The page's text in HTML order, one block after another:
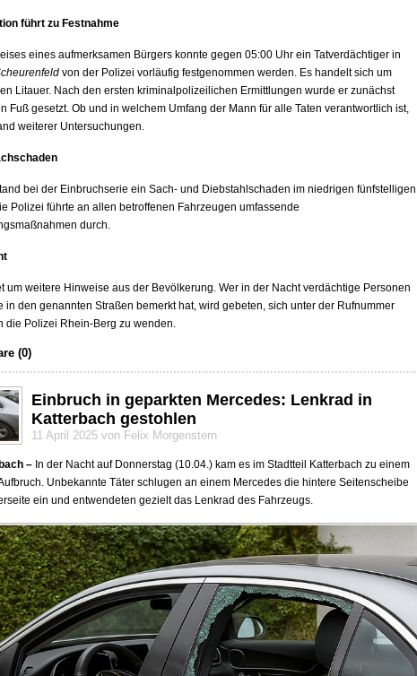
führt zu Festnahme
eines aufmerksamen Bürgers konnte gegen 05:00 Uhr ein Tatverdächtiger in
von der Polizei vorläufig festgenommen werden. Es handelt sich um
Litauer. Nach den ersten kriminalpolizeilichen Ermittlungen wurde er zunächst
Fuß gesetzt. Ob und in welchem Umfang der Mann für alle Taten verantwortlich ist,
weiterer Untersuchungen.
bei der Einbruchserie ein Sach- und Diebstahlschaden im niedrigen fünfstelligen
Polizei führte an allen betroffenen Fahrzeugen umfassende
durch.
um weitere Hinweise aus der Bevölkerung. Wer in der Nacht verdächtige Personen
in den genannten Straßen bemerkt hat, wird gebeten, sich unter der Rufnummer
die Polizei Rhein-Berg zu wenden.
(0)
Einbruch in geparkten Mercedes: Lenkrad in
Katterbach gestohlen
11 April 2025 von Felix Morgenstern
– In der Nacht auf Donnerstag (10.04.) kam es im Stadtteil Katterbach zu einem
Unbekannte Täter schlugen an einem Mercedes die hintere Seitenscheibe
ein und entwendeten gezielt das Lenkrad des Fahrzeugs.